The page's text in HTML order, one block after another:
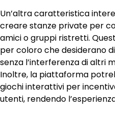
Un’altra caratteristica
creare stanze private per
amici o gruppi ristretti.
per coloro che desiderano
senza l’interferenza di altri
Inoltre, la piattaforma
giochi interattivi per
utenti, rendendo